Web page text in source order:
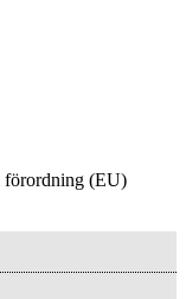
(EU)